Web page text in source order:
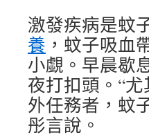
激發疾病是蚊
養 ，蚊子吸血
小覷。早晨歇
夜打扣頭。“
外任務者，蚊
彤言說。